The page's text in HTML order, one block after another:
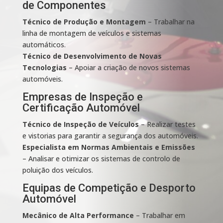
de Componentes
Técnico de Produção e Montagem – Trabalhar na
linha de montagem de veículos e sistemas
automáticos.
Técnico de Desenvolvimento de Novas
Tecnologias – Apoiar a criação de novos sistemas
automóveis.
Empresas de Inspeção e
Certificação Automóvel
Técnico de Inspeção de Veículos– Realizar testes
e vistorias para garantir a segurança dos automóveis.
Especialista em Normas Ambientais e Emissões
– Analisar e otimizar os sistemas de controlo de
poluição dos veículos.
Equipas de Competição e Desporto
Automóvel
Mecânico de Alta Performance – Trabalhar em